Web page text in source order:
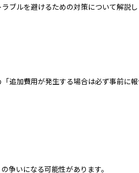
ブルを避けるための対策について解説し
追加費用が発生する場合は必ず事前に
争いになる可能性があります。